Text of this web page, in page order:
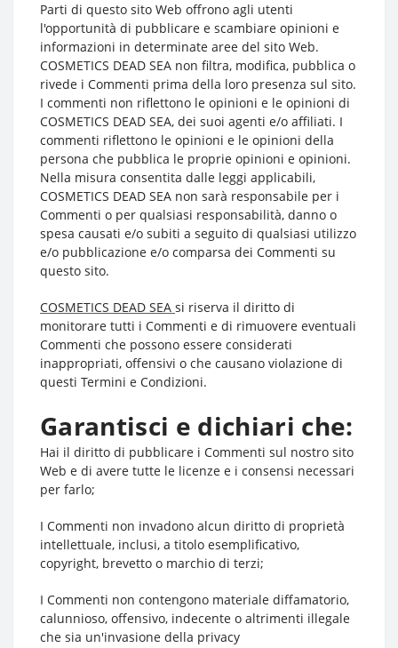
Parti di questo sito Web offrono agli utenti
l'opportunità di pubblicare e scambiare opinioni e
informazioni in determinate aree del sito Web.
COSMETICS DEAD SEA non filtra, modifica, pubblica o
rivede i Commenti prima della loro presenza sul sito.
I commenti non riflettono le opinioni e le opinioni di
COSMETICS DEAD SEA, dei suoi agenti e/o affiliati. I
commenti riflettono le opinioni e le opinioni della
persona che pubblica le proprie opinioni e opinioni.
Nella misura consentita dalle leggi applicabili,
COSMETICS DEAD SEA non sarà responsabile per i
Commenti o per qualsiasi responsabilità, danno o
spesa causati e/o subiti a seguito di qualsiasi utilizzo
e/o pubblicazione e/o comparsa dei Commenti su
questo sito.
COSMETICS DEAD SEA si riserva il diritto di
monitorare tutti i Commenti e di rimuovere eventuali
Commenti che possono essere considerati
inappropriati, offensivi o che causano violazione di
questi Termini e Condizioni.
Garantisci e dichiari che:
Hai il diritto di pubblicare i Commenti sul nostro sito
Web e di avere tutte le licenze e i consensi necessari
per farlo;
I Commenti non invadono alcun diritto di proprietà
intellettuale, inclusi, a titolo esemplificativo,
copyright, brevetto o marchio di terzi;
I Commenti non contengono materiale diffamatorio,
calunnioso, offensivo, indecente o altrimenti illegale
che sia un'invasione della privacy